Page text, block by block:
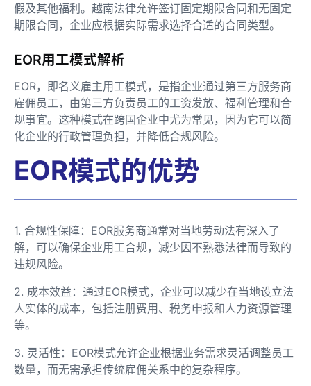
假及其他福利。越南法律允许签订固定期限合同和无固定
期限合同，企业应根据实际需求选择合适的合同类型。
EOR用工模式解析
EOR，即名义雇主用工模式，是指企业通过第三方服务商
雇佣员工，由第三方负责员工的工资发放、福利管理和合
规事宜。这种模式在跨国企业中尤为常见，因为它可以简
化企业的行政管理负担，并降低合规风险。
EOR模式的优势
1. 合规性保障：EOR服务商通常对当地劳动法有深入了
解，可以确保企业用工合规，减少因不熟悉法律而导致的
违规风险。
2. 成本效益：通过EOR模式，企业可以减少在当地设立法
人实体的成本，包括注册费用、税务申报和人力资源管理
等。
3. 灵活性：EOR模式允许企业根据业务需求灵活调整员工
数量，而无需承担传统雇佣关系中的复杂程序。